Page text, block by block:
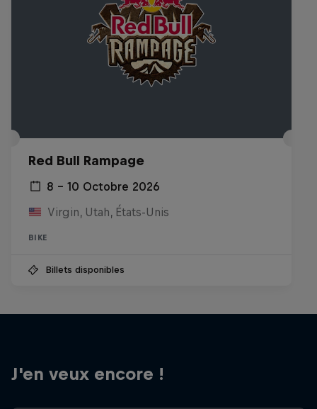
Red Bull Rampage
8 – 10 Octobre 2026
Virgin, Utah, États-Unis
BIKE
Billets disponibles
J'en veux encore !